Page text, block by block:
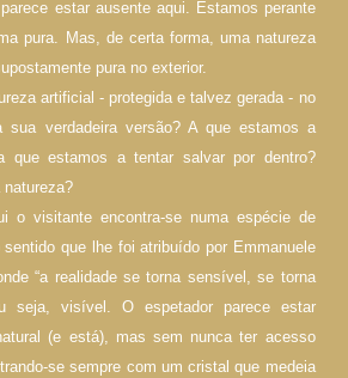
estar ausente aqui. Estamos perante
pura. Mas, de certa forma, uma natureza
pura no exterior.
artificial - protegida e talvez gerada - no
sua verdadeira versão? A que esta­mos a
que estamos a tentar salvar por dentro?
natureza?
o visitante encontra-se numa espécie de
que lhe foi atribuído por Em­manuele
“a realidade se torna sensível, se torna
seja, visível. O espetador parece estar
(e está), mas sem nunca ter acesso
se sempre com um cristal que medeia